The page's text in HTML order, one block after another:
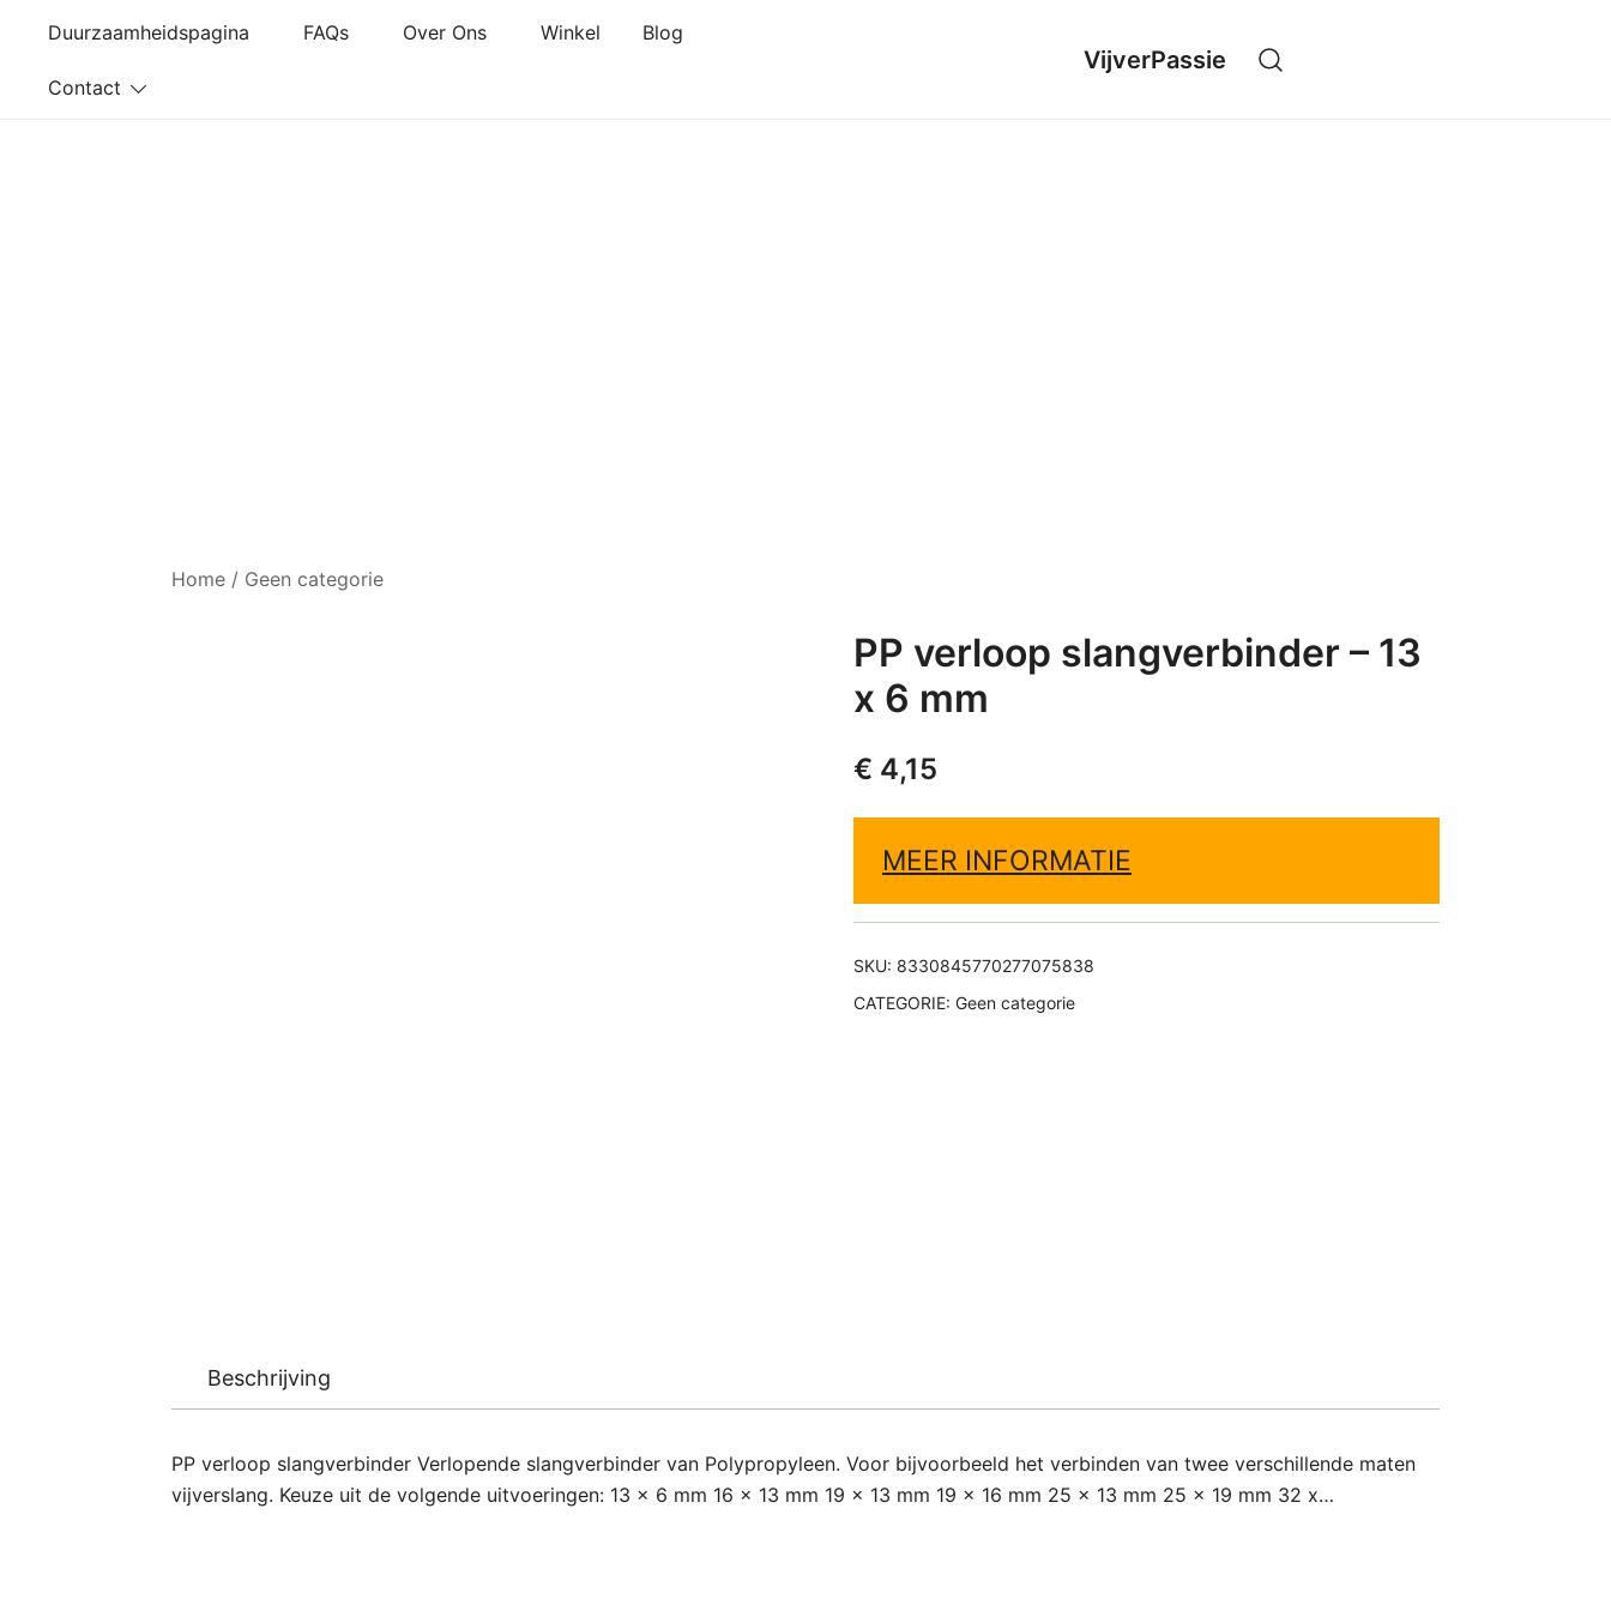
Duurzaamheidspagina FAQs Over Ons Winkel Blog
Contact
VijverPassie
Home / Geen categorie
PP verloop slangverbinder – 13
x 6 mm
€ 4,15
MEER INFORMATIE
SKU: 8330845770277075838
CATEGORIE: Geen categorie
Beschrijving
PP verloop slangverbinder Verlopende slangverbinder van Polypropyleen. Voor bijvoorbeeld het verbinden van twee verschillende maten
vijverslang. Keuze uit de volgende uitvoeringen: 13 x 6 mm 16 x 13 mm 19 x 13 mm 19 x 16 mm 25 x 13 mm 25 x 19 mm 32 x…